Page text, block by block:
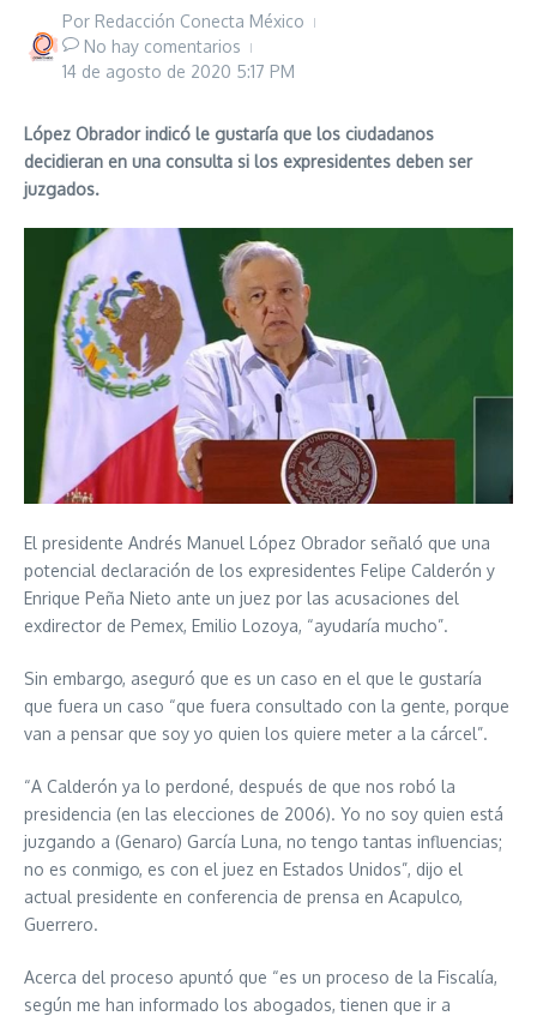
Por Redacción Conecta México
No hay comentarios
14 de agosto de 2020 5:17 PM
López Obrador indicó le gustaría que los ciudadanos
decidieran en una consulta si los expresidentes deben ser
juzgados.
El presidente Andrés Manuel López Obrador señaló que una
potencial declaración de los expresidentes Felipe Calderón y
Enrique Peña Nieto ante un juez por las acusaciones del
exdirector de Pemex, Emilio Lozoya, “ayudaría mucho”.
Sin embargo, aseguró que es un caso en el que le gustaría
que fuera un caso “que fuera consultado con la gente, porque
van a pensar que soy yo quien los quiere meter a la cárcel”.
“A Calderón ya lo perdoné, después de que nos robó la
presidencia (en las elecciones de 2006). Yo no soy quien está
juzgando a (Genaro) García Luna, no tengo tantas influencias;
no es conmigo, es con el juez en Estados Unidos”, dijo el
actual presidente en conferencia de prensa en Acapulco,
Guerrero.
Acerca del proceso apuntó que “es un proceso de la Fiscalía,
según me han informado los abogados, tienen que ir a